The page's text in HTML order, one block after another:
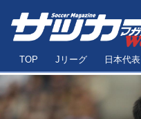
TOP Jリーグ 日本代表